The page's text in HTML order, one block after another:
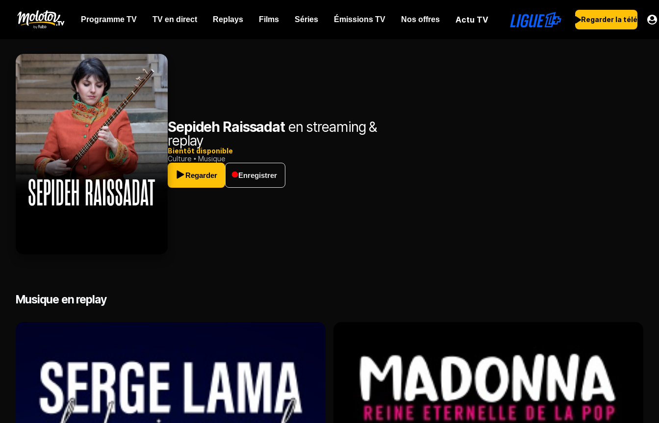
Programme TV TV en direct Replays Films Séries Émissions TV Nos offres Actu TV Regarder la télé
Sepideh Raissadaten streaming &
replay
Bientôt disponible
Culture
Musique
Regarder
Enregistrer
Musique en replay